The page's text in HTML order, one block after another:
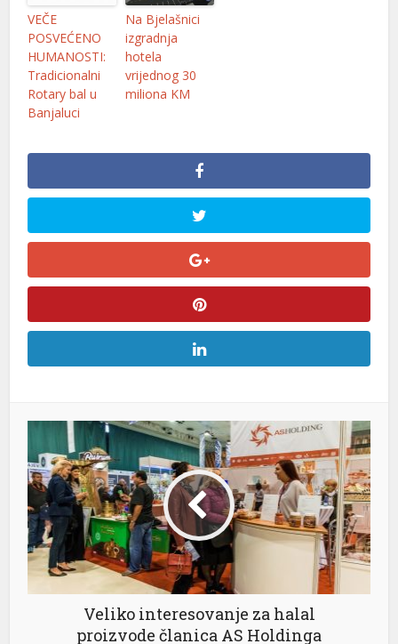
VEČE
POSVEĆENO
HUMANOSTI:
Tradicionalni
Rotary bal u
Banjaluci
Na Bjelašnici
izgradnja
hotela
vrijednog 30
miliona KM
Veliko interesovanje za halal
proizvode članica AS Holdinga